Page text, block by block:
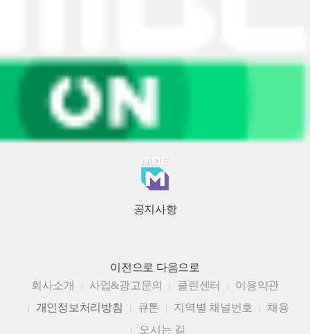
공지사항
이전으로 다음으로
회사소개
사업&광고문의 클린센터
이용약관
개인정보처리방침
큐톤 지역별 채널번호
채용
오시는 길